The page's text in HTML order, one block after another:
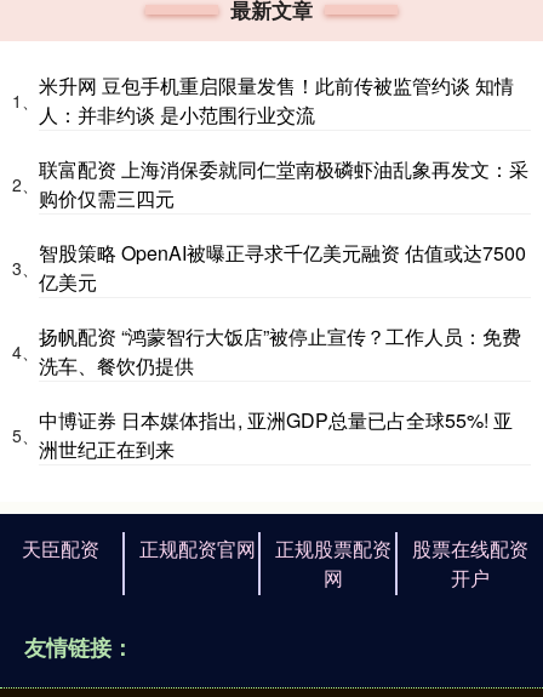
最新文章
1、
米升网 豆包手机重启限量发售！此前传被监管约谈 知情
人：并非约谈 是小范围行业交流
2、
联富配资 上海消保委就同仁堂南极磷虾油乱象再发文：采
购价仅需三四元
3、
智股策略 OpenAI被曝正寻求千亿美元融资 估值或达7500
亿美元
4、
扬帆配资 “鸿蒙智行大饭店”被停止宣传？工作人员：免费
洗车、餐饮仍提供
5、
中博证券 日本媒体指出, 亚洲GDP总量已占全球55%! 亚
洲世纪正在到来
天臣配资 正规配资官网
正规股票配资
网
股票在线配资
开户
友情链接：